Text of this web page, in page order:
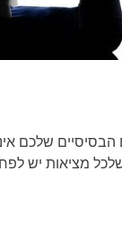
שלכם
מציאות יש